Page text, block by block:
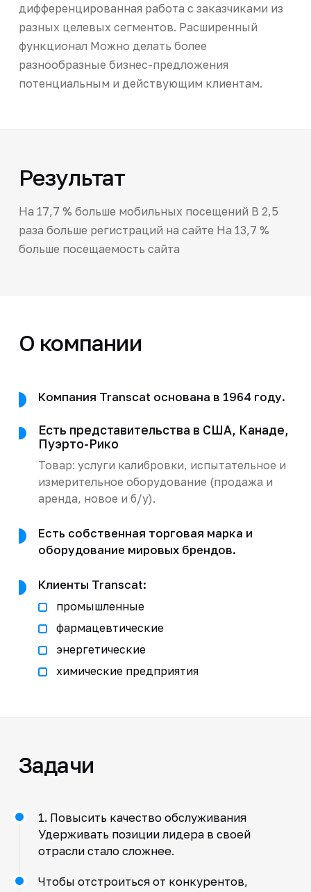
дифференцированная работа с заказчиками из
разных целевых сегментов. Расширенный
функционал Можно делать более
разнообразные бизнес-предложения
потенциальным и действующим клиентам.
Результат
На 17,7 % больше мобильных посещений В 2,5
раза больше регистраций на сайте На 13,7 %
больше посещаемость сайта
О компании
Компания Transcat основана в 1964 году.
Есть представительства в США, Канаде,
Пуэрто-Рико
Товар: услуги калибровки, испытательное и
измерительное оборудование (продажа и
аренда, новое и б/у).
Есть собственная торговая марка и
оборудование мировых брендов.
Клиенты Transcat:
промышленные
фармацевтические
энергетические
химические предприятия
Задачи
1. Повысить качество обслуживания
Удерживать позиции лидера в своей
отрасли стало сложнее.
Чтобы отстроиться от конкурентов,